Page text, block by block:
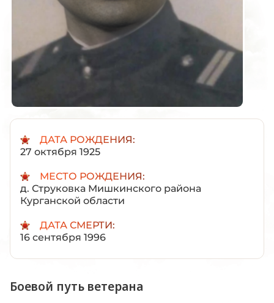
ДАТА РОЖДЕНИЯ:
27 октября 1925
МЕСТО РОЖДЕНИЯ:
д. Струковка Мишкинского района
Курганской области
ДАТА СМЕРТИ:
16 сентября 1996
Боевой путь ветерана